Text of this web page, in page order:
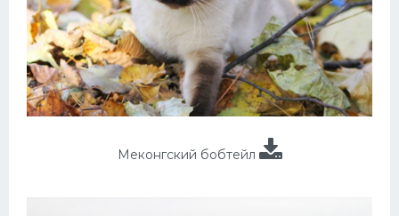
Меконгский бобтейл